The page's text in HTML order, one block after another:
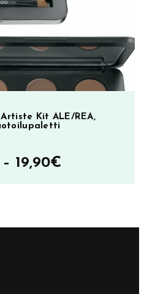
23,90€.9,90€.
Kit ALE/REA,
– 19,90€
15,00€
19,90€